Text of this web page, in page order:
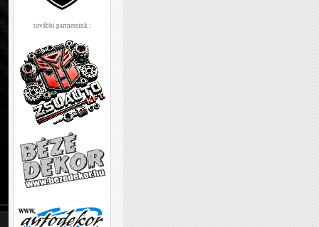
további partnereink :